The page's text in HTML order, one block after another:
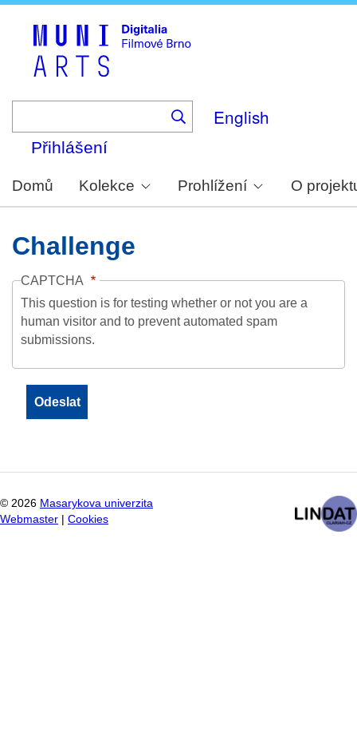
English
Přihlášení
Domů Kolekce Prohlížení O
Challenge
CAPTCHA
This question is for testing whether or not you are a
human visitor and to prevent automated spam
submissions.
© 2026 Masarykova univerzita
Webmaster
Cookies